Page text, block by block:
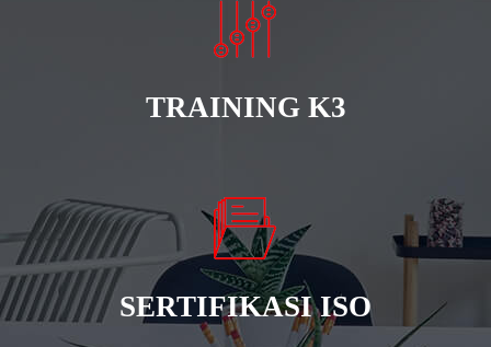
TRAINING K3
SERTIFIKASI ISO